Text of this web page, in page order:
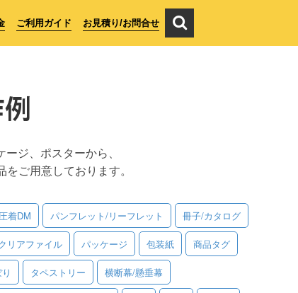
ご利用ガイド お見積り/お問合せ
ジ、ポスターから、
ご用意しております。
着DM パンフレット/リーフレット 冊子/カタログ
リアファイル パッケージ 包装紙 商品タグ
タペストリー 横断幕/懸垂幕